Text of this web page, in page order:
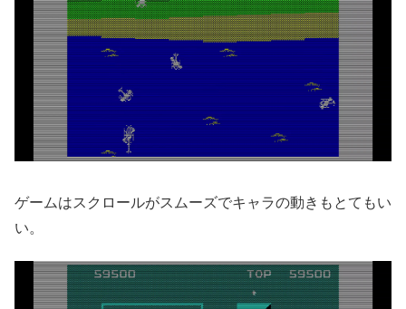
ゲームはスクロールがスムーズでキャラの動きもとてもい
い。